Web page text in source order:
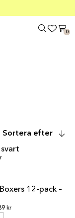
0
Sortera efter
svart
pris
12-pack –
pris
kr